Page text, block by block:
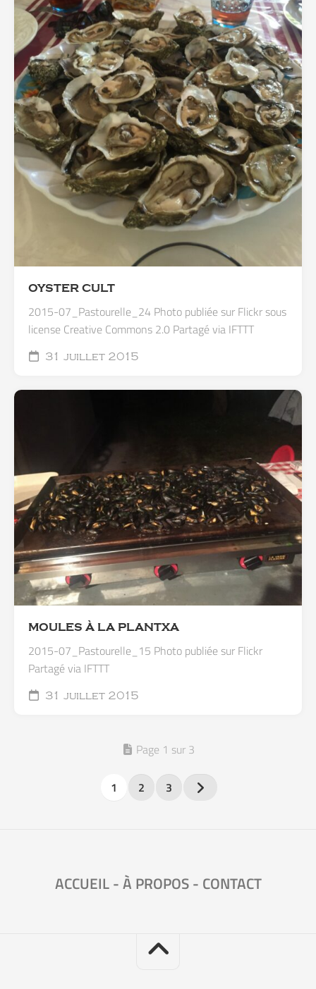
OYSTER CULT
2015-07_Pastourelle_24 Photo publiée sur Flickr sous
license Creative Commons 2.0 Partagé via IFTTT
31 juillet 2015
MOULES À LA PLANTXA
2015-07_Pastourelle_15 Photo publiée sur Flickr
Partagé via IFTTT
31 juillet 2015
Page 1 sur 3
1 2 3
ACCUEIL-À PROPOS- CONTACT